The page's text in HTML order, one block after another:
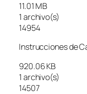
11.01 MB
1 archivo(s)
14954
Instrucciones de
920.06 KB
1 archivo(s)
14507